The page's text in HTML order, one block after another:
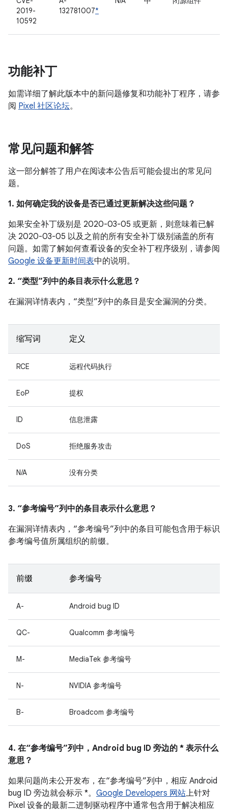
2019-
10592
132781007*
功能补丁
如需详细了解此版本中的新问题修复和功能补丁程序，请参
阅 Pixel 社区论坛。
常见问题和解答
这一部分解答了用户在阅读本公告后可能会提出的常见问
题。
1. 如何确定我的设备是否已通过更新解决这些问题？
如果安全补丁级别是 2020-03-05 或更新，则意味着已解
决 2020-03-05 以及之前的所有安全补丁级别涵盖的所有
问题。如需了解如何查看设备的安全补丁程序级别，请参阅
Google 设备更新时间表中的说明。
2. “类型”列中的条目表示什么意思？
在漏洞详情表内，“类型”列中的条目是安全漏洞的分类。
缩写词 定义
RCE 远程代码执行
EoP 提权
ID 信息泄露
DoS 拒绝服务攻击
N/A 没有分类
3. “参考编号”列中的条目表示什么意思？
在漏洞详情表内，“参考编号”列中的条目可能包含用于标识
参考编号值所属组织的前缀。
前缀 参考编号
A- Android bug ID
QC- Qualcomm 参考编号
M- MediaTek 参考编号
N- NVIDIA 参考编号
B- Broadcom 参考编号
4. 在“参考编号”列中，Android bug ID 旁边的 * 表示什么
意思？
如果问题尚未公开发布，在“参考编号”列中，相应 Android
bug ID 旁边就会标示 *。 Google Developers 网站上针对
Pixel 设备的最新二进制驱动程序中通常包含用于解决相应